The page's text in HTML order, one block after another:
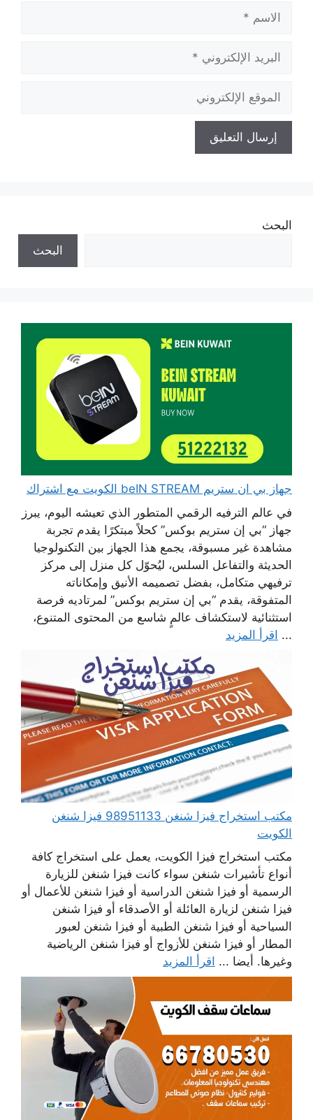
الاسم
البريد
الإلكتروني
الموقع
الإلكتروني
البحث
البحث
جهاز بي ان ستريم beIN STREAM الكويت مع اشتراك
في عالم الترفيه الرقمي المتطور الذي تعيشه اليوم، يبرز
جهاز “بي إن ستريم بوكس” كحلاً مبتكرًا يقدم تجربة
مشاهدة غير مسبوقة، يجمع هذا الجهاز بين التكنولوجيا
الحديثة والتفاعل السلس، ليُحوّل كل منزل إلى مركز
ترفيهي متكامل، بفضل تصميمه الأنيق وإمكاناته
المتفوقة، يقدم “بي إن ستريم بوكس” لمرتاديه فرصة
استثنائية لاستكشاف عالمٍ شاسع من المحتوى المتنوع،
... اقرأ المزيد
مكتب استخراج فيزا شنغن 98951133 فيزا شنغن
الكويت
مكتب استخراج فيزا الكويت، يعمل على استخراج كافة
أنواع تأشيرات شنغن سواء كانت فيزا شنغن للزيارة
الرسمية أو فيزا شنغن الدراسية أو فيزا شنغن للأعمال أو
فيزا شنغن لزيارة العائلة أو الأصدقاء أو فيزا شنغن
السياحية أو فيزا شنغن الطبية أو فيزا شنغن لعبور
المطار أو فيزا شنغن للأزواج أو فيزا شنغن الرياضية
وغيرها. أيضا ... اقرأ المزيد